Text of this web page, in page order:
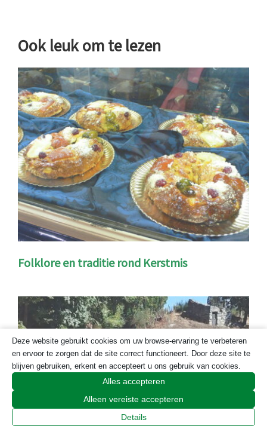
Ook leuk om te lezen
Folklore en traditie rond Kerstmis
Deze website gebruikt cookies om uw browse-ervaring te verbeteren
en ervoor te zorgen dat de site correct functioneert. Door deze site te
blijven gebruiken, erkent en accepteert u ons gebruik van cookies.
Alles accepteren
Alleen vereiste accepteren
Details